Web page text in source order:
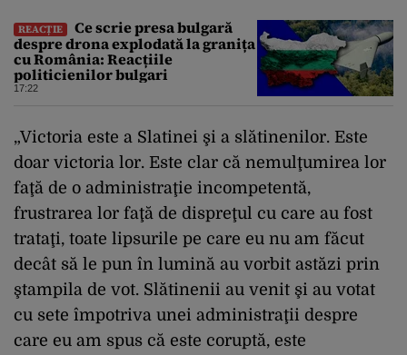
REACȚIE
Ce scrie presa bulgară
despre drona explodată la granița
cu România: Reacțiile
politicienilor bulgari
17:22
„Victoria este a Slatinei şi a slătinenilor. Este
doar victoria lor. Este clar că nemulţumirea lor
faţă de o administraţie incompetentă,
frustrarea lor faţă de dispreţul cu care au fost
trataţi, toate lipsurile pe care eu nu am făcut
decât să le pun în lumină au vorbit astăzi prin
ştampila de vot. Slătinenii au venit şi au votat
cu sete împotriva unei administraţii despre
care eu am spus că este coruptă, este